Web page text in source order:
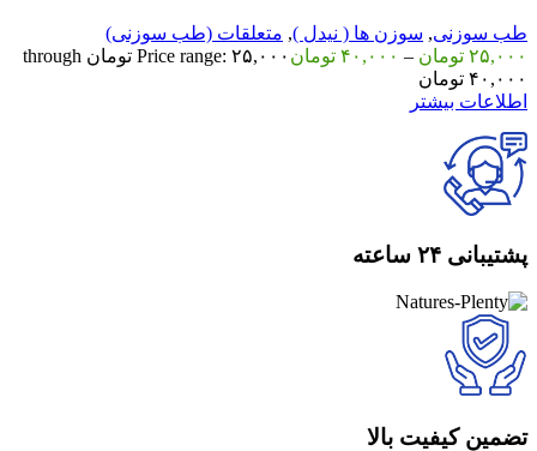
طب سوزنی, سوزن ها ( نیدل ), متعلقات (طب سوزنی)
۲۵,۰۰۰ تومان – ۴۰,۰۰۰ تومان
Price range: ۲۵,۰۰۰ تومان through
۴۰,۰۰۰ تومان
اطلاعات بیشتر
پشتیبانی ۲۴ ساعته
تضمین کیفیت بالا